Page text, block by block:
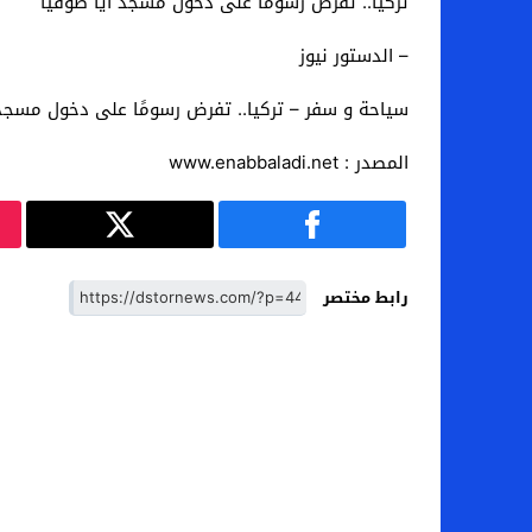
– الدستور نيوز
سياحة و سفر – تركيا.. تفرض رسومًا على دخول
المصدر : www.enabbaladi.net
رابط مختصر